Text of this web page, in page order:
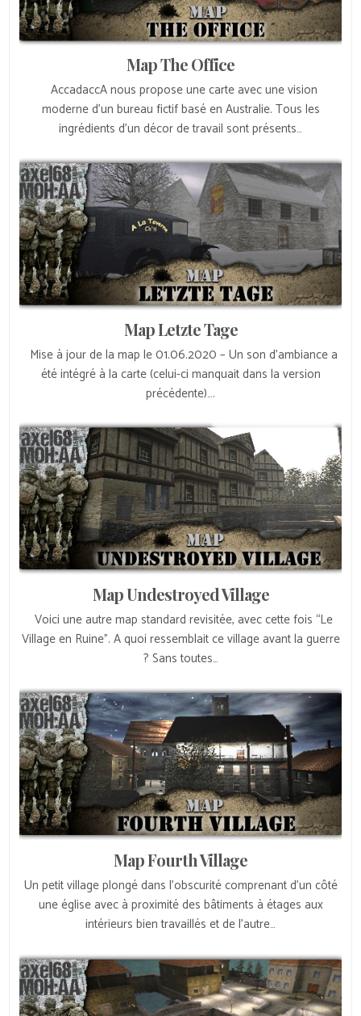
Map The Office
AccadaccA nous propose une carte avec une vision
moderne d’un bureau fictif basé en Australie. Tous les
ingrédients d’un décor de travail sont présents…
Map Letzte Tage
Mise à jour de la map le 01.06.2020 – Un son d’ambiance a
été intégré à la carte (celui-ci manquait dans la version
précédente)….
Map Undestroyed Village
Voici une autre map standard revisitée, avec cette fois “Le
Village en Ruine”. A quoi ressemblait ce village avant la guerre
? Sans toutes…
Map Fourth Village
Un petit village plongé dans l’obscurité comprenant d’un côté
une église avec à proximité des bâtiments à étages aux
intérieurs bien travaillés et de l’autre…